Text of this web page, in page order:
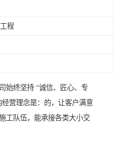
程
始终坚持 “诚信、匠心、专
营理念是：的，让客户满意
工队伍，能承接各类大小交